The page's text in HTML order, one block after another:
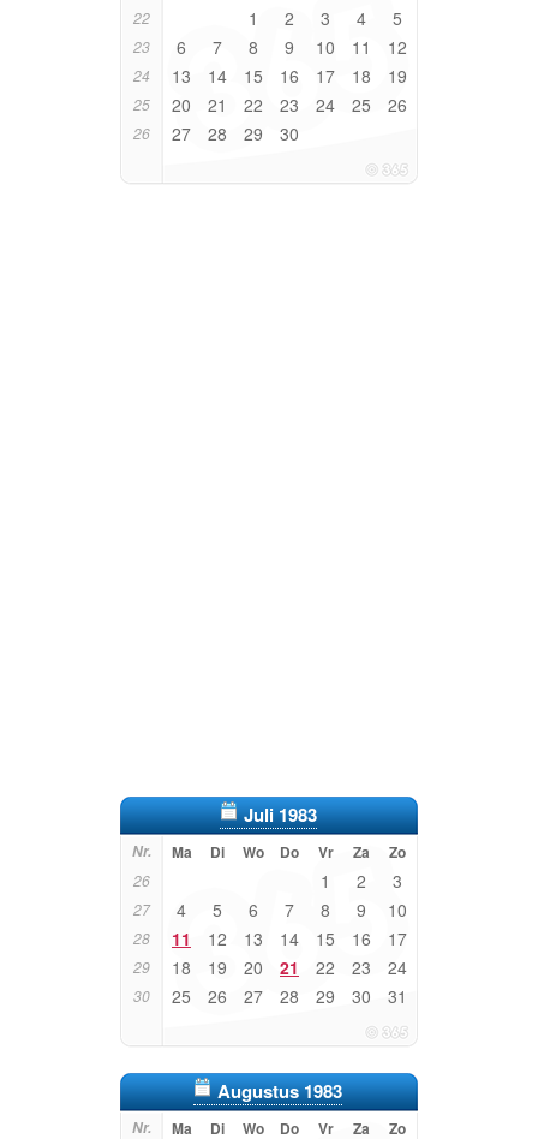
22 1 2 3 4 5
23 6 7 8 9 10 11 12
24 13 14 15 16 17 18 19
25 20 21 22 23 24 25 26
26 27 28 29 30
Juli 1983
Nr. Ma Di Wo Do Vr Za Zo
26 1 2 3
27 4 5 6 7 8 9 10
28 11 12 13 14 15 16 17
29 18 19 20 21 22 23 24
30 25 26 27 28 29 30 31
Augustus 1983
Nr. Ma Di Wo Do Vr Za Zo